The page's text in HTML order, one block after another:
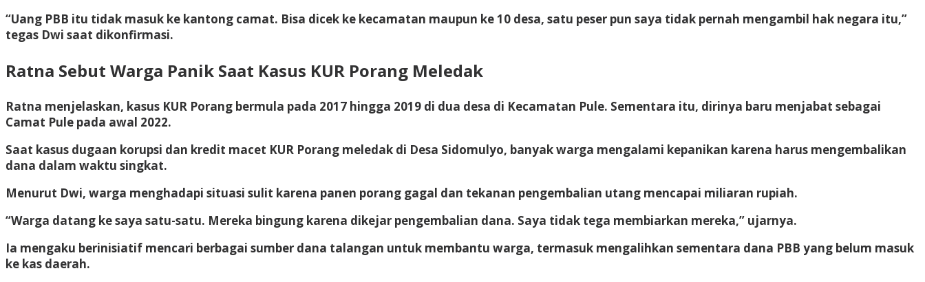
“Uang PBB itu tidak masuk ke kantong camat. Bisa dicek ke kecamatan maupun ke 10 desa, satu peser pun saya tidak pernah mengambil hak negara itu,”
tegas Dwi saat dikonfirmasi.
Ratna Sebut Warga Panik Saat Kasus KUR Porang Meledak
Ratna menjelaskan, kasus KUR Porang bermula pada 2017 hingga 2019 di dua desa di Kecamatan Pule. Sementara itu, dirinya baru menjabat sebagai
Camat Pule pada awal 2022.
Saat kasus dugaan korupsi dan kredit macet KUR Porang meledak di Desa Sidomulyo, banyak warga mengalami kepanikan karena harus mengembalikan
dana dalam waktu singkat.
Menurut Dwi, warga menghadapi situasi sulit karena panen porang gagal dan tekanan pengembalian utang mencapai miliaran rupiah.
“Warga datang ke saya satu-satu. Mereka bingung karena dikejar pengembalian dana. Saya tidak tega membiarkan mereka,” ujarnya.
Ia mengaku berinisiatif mencari berbagai sumber dana talangan untuk membantu warga, termasuk mengalihkan sementara dana PBB yang belum masuk
ke kas daerah.